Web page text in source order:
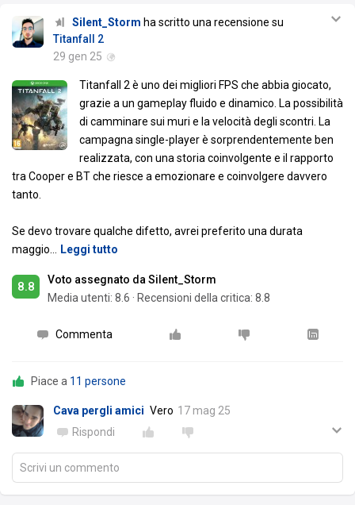
Silent_Storm ha scritto una recensione su
Titanfall 2
29 gen 25
Titanfall 2 è uno dei migliori FPS che abbia giocato,
grazie a un gameplay fluido e dinamico. La possibilità
di camminare sui muri e la velocità degli scontri. La
campagna single-player è sorprendentemente ben
realizzata, con una storia coinvolgente e il rapporto
tra Cooper e BT che riesce a emozionare e coinvolgere davvero
tanto.
Se devo trovare qualche difetto, avrei preferito una durata
maggio
Leggi tutto
8.8
Voto assegnato da Silent_Storm
Media utenti: 8.6 · Recensioni della critica: 8.8
Commenta
Piace a 11 persone
Cava pergli amici Vero 17 mag 25
Rispondi
Scrivi un commento